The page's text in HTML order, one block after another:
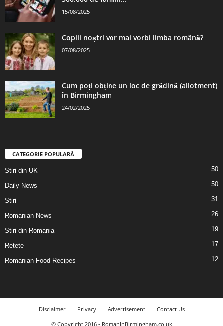
15/08/2025
Copiii noștri vor mai vorbi limba română?
07/08/2025
Cum poți obține un loc de grădină (allotment)
în Birmingham
24/02/2025
CATEGORIE POPULARĂ
Stiri din UK 50
Daily News 50
Stiri 31
Romanian News 26
Stiri din Romania 19
Retete 17
Romanian Food Recipes 12
Disclaimer Privacy Advertisement
Contact Us
© Copyright 2016 - RomanInBirmingham.co.uk